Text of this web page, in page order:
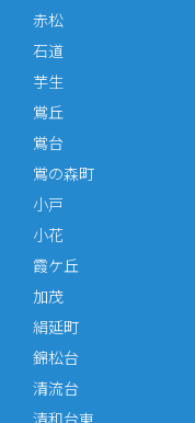
赤松
石道
芋生
鴬丘
鴬台
鴬の森町
小戸
小花
霞ケ丘
加茂
絹延町
錦松台
清流台